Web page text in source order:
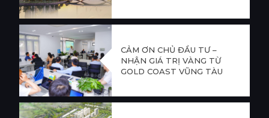
CẢM ƠN CHỦ ĐẦU TƯ –
NHẬN GIÁ TRỊ VÀNG TỪ
GOLD COAST VŨNG TÀU